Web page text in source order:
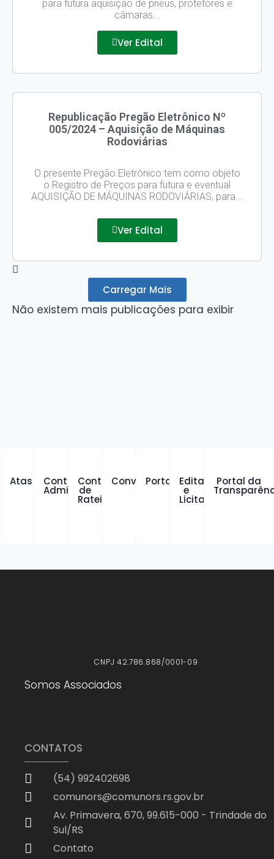
para futura aquisição de pneus, protetores e
câmaras...
Ver Edital
Republicação Pregão Eletrônico Nº
005/2024 – Aquisição de Máquinas
Rodoviárias
O presente Pregão Eletrônico tem como objeto
o Registro de Preços para futura e eventual
AQUISIÇÃO DE MÁQUINAS RODOVIÁRIAS, para...
Ver Edital
Carregar Mais
Não existem mais publicações para exibir
Atas Contratos
Administrativos
Contratos
de
Rateio
ConvêniosPortariasEditais
e
Licitações
Portal da
CNPJ 42.786.868/0001-09
Somos Associados
CONTATOS
(54) 992402698
comunors@comunors.rs.gov.br
Av. Primavera, 670, 99.615-000 - Trindade do
Sul/RS
Contato